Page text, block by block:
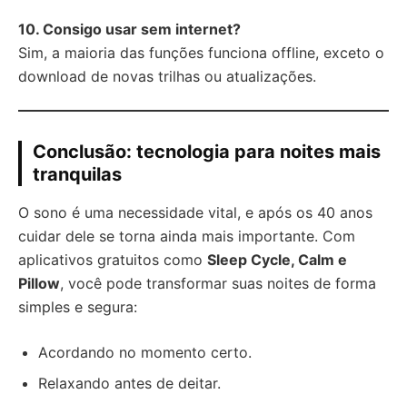
10. Consigo usar sem internet?
Sim, a maioria das funções funciona offline, exceto o
download de novas trilhas ou atualizações.
Conclusão: tecnologia para noites mais
tranquilas
O sono é uma necessidade vital, e após os 40 anos
cuidar dele se torna ainda mais importante. Com
aplicativos gratuitos como Sleep Cycle, Calm e
Pillow, você pode transformar suas noites de forma
simples e segura:
Acordando no momento certo.
Relaxando antes de deitar.